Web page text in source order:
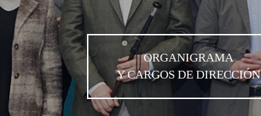
ORGANIGRAMA
Y CARGOS DE DIRECCIÓN